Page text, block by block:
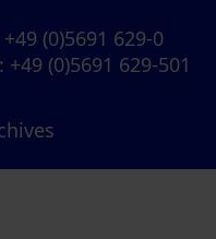
+49 (0)5691 629-0
: +49 (0)5691 629-501